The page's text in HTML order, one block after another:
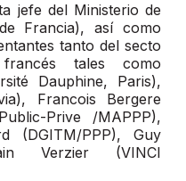
jefe del Ministerio de
Francia), así como
tanto del secto
tales como
Dauphine, Paris),
Francois Bergere
Prive /MAPPP),
(DGITM/PPP), Guy
Verzier (VINCI